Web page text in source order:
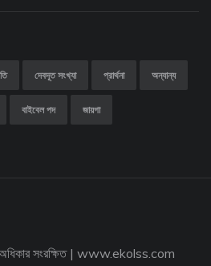
দেবদূত সংখ্যা প্রার্থনা অন্যান্য
বাইবেল পদ জায়গা
সংরক্ষিত | www.ekolss.com